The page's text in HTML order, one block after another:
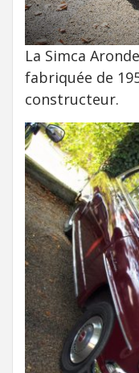
La Simca
fabriquée de
constructeur.